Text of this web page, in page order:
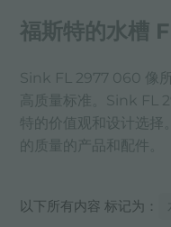
福斯特的水槽
Sink FL 2977 060 像
高质量标准。Sink FL
特的价值观和设计选
的质量的产品和配件。
以下所有内容 标记为：